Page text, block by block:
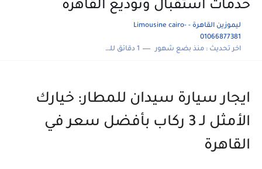
خدمات استقبال وتوديع القاهرة
ليموزين القاهرة - Limousine cairo-
01066877381
اخر تحديث :منذ بضع شهور 1 دقائق للقراءة
ايجار سيارة سيدان للمطار: خيارك
الأمثل لـ 3 ركاب بأفضل سعر في
القاهرة